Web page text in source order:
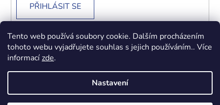
Tento web používá soubory cookie. Dalším procházením
tohoto webu vyjadřujete souhlas s jejich používáním.. Více
informacízde.
Nastavení
PŘIHLÁSIT SE
Obchodní podmínky Podmínky ochrany osobních údajů